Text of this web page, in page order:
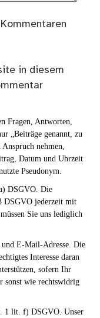
in diesem
Fragen, Antworten,
„Beiträge genannt, zu
nehmen,
Datum und Uhrzeit
Pseudonym.
DSGVO. Die
DSGVO jederzeit mit
Sie uns lediglich
E-Mail-Adresse. Die
Interesse daran
sofern Ihr
sonst wie rechtswidrig
1 lit. f) DSGVO. Unser